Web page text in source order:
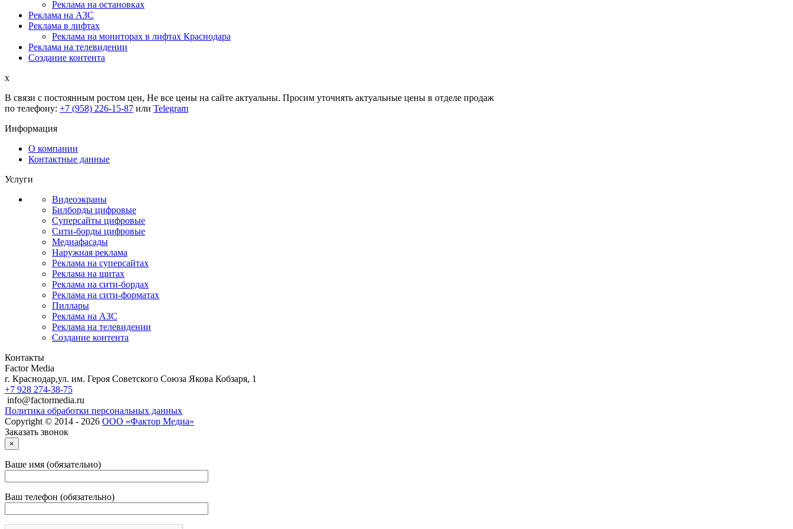
Реклама на остановках
Реклама на АЗС
Реклама в лифтах
Реклама на мониторах в лифтах Краснодара
Реклама на телевидении
Создание контента
x
В связи с постоянным ростом цен, Не все цены на сайте актуальны. Просим уточнять актуальные цены в отделе продаж
по телефону: +7 (958) 226-15-87 или Telegram
Информация
О компании
Контактные данные
Услуги
Видеоэкраны
Билборды цифровые
Суперсайты цифровые
Сити-борды цифровые
Медиафасады
Наружная реклама
Реклама на суперсайтах
Реклама на щитах
Реклама на сити-бордах
Реклама на сити-форматах
Пиллары
Реклама на АЗС
Реклама на телевидении
Создание контента
Контакты
Factor Media
г. Краснодар,ул. им. Героя Советского Союза Якова Кобзаря, 1
+7 928 274-38-75
info@factormedia.ru
Политика обработки персональных данных
Copyright © 2014 - 2026 ООО «Фактор Медиа»
Заказать звонок
×
Ваше имя (обязательно)
Ваш телефон (обязательно)